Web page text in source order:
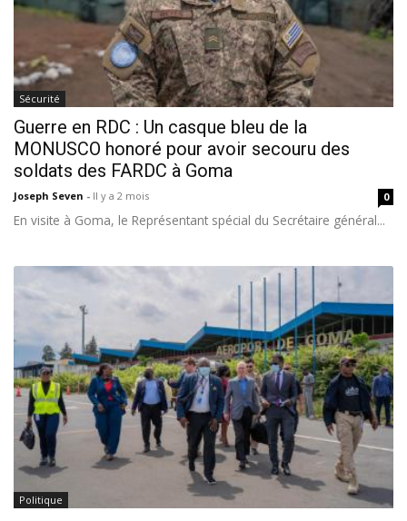
Sécurité
Guerre en RDC : Un casque bleu de la
MONUSCO honoré pour avoir secouru des
soldats des FARDC à Goma
Joseph Seven - Il y a 2 mois 0
En visite à Goma, le Représentant spécial du Secrétaire général...
Politique